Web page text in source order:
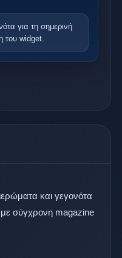
για τη σημερινή
του widget.
και γεγονότα
σύγχρονη magazine